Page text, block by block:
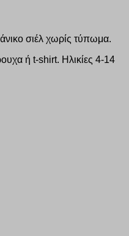
σιέλ χωρίς τύπωμα.
ή t-shirt. Ηλικίες 4-14